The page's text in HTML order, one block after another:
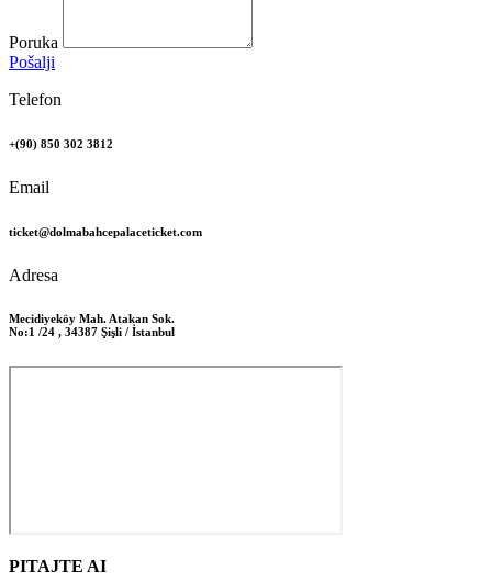
Poruka
Pošalji
Telefon
+(90) 850 302 3812
Email
ticket@dolmabahcepalaceticket.com
Adresa
Mecidiyeköy Mah. Atakan Sok.
No:1 /24 , 34387 Şişli / İstanbul
PITAJTE AI